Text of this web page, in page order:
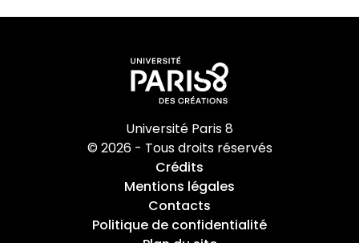
Université Paris 8
© 2026 - Tous droits réservés
Crédits
Mentions légales
Contacts
Politique de confidentialité